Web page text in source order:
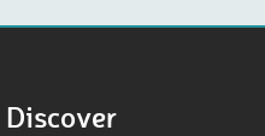
Discover